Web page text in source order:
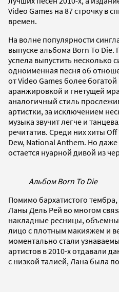
Video Games на 87 строчку в
времен.
На волне популярности
выпуске альбома Born To
успела выпустить несколько
одноименная песня об
от Video Games более
аранжировкой и гнетущей
аналогичный стиль
артистки, за исключением
музыка звучит легче и
речитатив. Среди них хиты
Dew, National Anthem. Но
остается нуарной дивой из
Альбом Born To Die
Помимо бархатистого
Ланы Дель Рей во многом
накладные ресницы,
лицо с плотным макияжем и
моментально стали
артистов в 2010-х отдавали
с низкой талией, Лана была